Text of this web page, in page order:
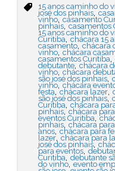
15 anos caminho do
josé dos pinhais,
vinho, casamento
pinhais, casamentos
15 anos caminho do
Curitiba chácara 15
casamento, chácara
vinho, chácara
casamentos Curitiba
debutante, chácara
vinho, chácara
são josé dos pinhais,
vinho, chácara
festa chácara lazer,
são josé dos pinhais,
Curitiba chácara
pinhais, chácara
eventos Curitiba
pinhais, chácara
anos, chácara para
lazer, chácara para
josé dos pinhais,
para eventos,
Curitiba debutante
do vinho, evento